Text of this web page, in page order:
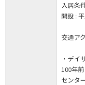
入居条
開設 :
交通ア
・デイ
100年
センタ